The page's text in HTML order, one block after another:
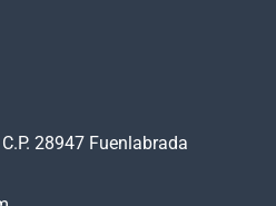
28947 Fuenlabrada